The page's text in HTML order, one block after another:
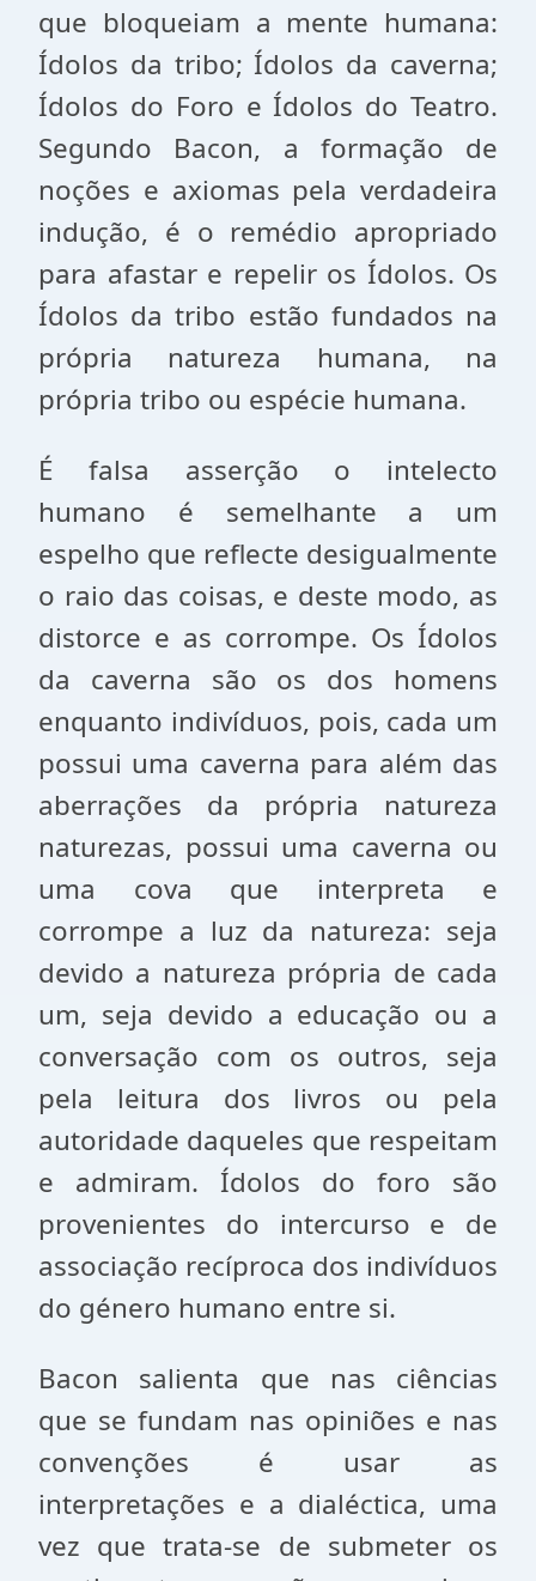
que bloqueiam a mente humana:
Ídolos da tribo; Ídolos da caverna;
Ídolos do Foro e Ídolos do Teatro.
Segundo Bacon, a formação de
noções e axiomas pela verdadeira
indução, é o remédio apropriado
para afastar e repelir os Ídolos. Os
Ídolos da tribo estão fundados na
própria natureza humana, na
própria tribo ou espécie humana.
É falsa asserção o intelecto
humano é semelhante a um
espelho que reflecte desigualmente
o raio das coisas, e deste modo, as
distorce e as corrompe. Os Ídolos
da caverna são os dos homens
enquanto indivíduos, pois, cada um
possui uma caverna para além das
aberrações da própria natureza
naturezas, possui uma caverna ou
uma cova que interpreta e
corrompe a luz da natureza: seja
devido a natureza própria de cada
um, seja devido a educação ou a
conversação com os outros, seja
pela leitura dos livros ou pela
autoridade daqueles que respeitam
e admiram. Ídolos do foro são
provenientes do intercurso e de
associação recíproca dos indivíduos
do género humano entre si.
Bacon salienta que nas ciências
que se fundam nas opiniões e nas
convenções é usar as
interpretações e a dialéctica, uma
vez que trata-se de submeter os